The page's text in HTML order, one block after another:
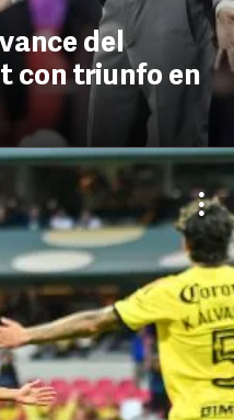
del
con triunfo en